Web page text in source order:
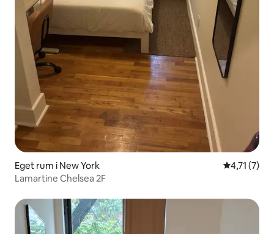
Eget rum i New York 4,71 av 5 i
4,71 (7)
Lamartine Chelsea 2F